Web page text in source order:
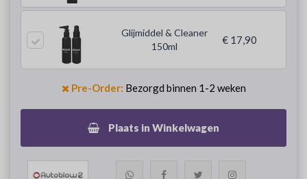
Glijmiddel & Cleaner
150ml
€ 17,90
Pre-Order: Bezorgd binnen 1-2 weken
Plaats in Winkelwagen